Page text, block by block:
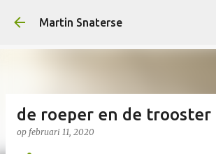
Doorgaan naar
Martin Snaterse
de roeper en de trooster
op februari 11, 2020